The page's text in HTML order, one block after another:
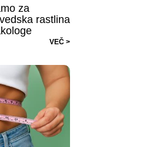
za
rastlina
VEČ >